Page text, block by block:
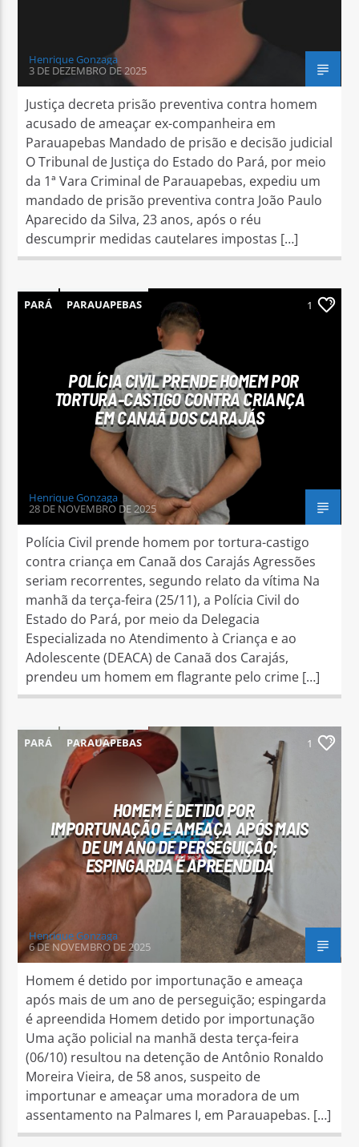
Henrique Gonzaga
3 DE DEZEMBRO DE 2025
Justiça decreta prisão preventiva contra homem
acusado de ameaçar ex-companheira em
Parauapebas Mandado de prisão e decisão judicial
O Tribunal de Justiça do Estado do Pará, por meio
da 1ª Vara Criminal de Parauapebas, expediu um
mandado de prisão preventiva contra João Paulo
Aparecido da Silva, 23 anos, após o réu
descumprir medidas cautelares impostas […]
PARÁ PARAUAPEBAS 1
POLÍCIA CIVIL PRENDE HOMEM POR
TORTURA-CASTIGO CONTRA CRIANÇA
EM CANAÃ DOS CARAJÁS
Henrique Gonzaga
28 DE NOVEMBRO DE 2025
Polícia Civil prende homem por tortura-castigo
contra criança em Canaã dos Carajás Agressões
seriam recorrentes, segundo relato da vítima Na
manhã da terça-feira (25/11), a Polícia Civil do
Estado do Pará, por meio da Delegacia
Especializada no Atendimento à Criança e ao
Adolescente (DEACA) de Canaã dos Carajás,
prendeu um homem em flagrante pelo crime […]
PARÁ PARAUAPEBAS 1
HOMEM É DETIDO POR
IMPORTUNAÇÃO E AMEAÇA APÓS MAIS
DE UM ANO DE PERSEGUIÇÃO;
ESPINGARDA É APREENDIDA
Henrique Gonzaga
6 DE NOVEMBRO DE 2025
Homem é detido por importunação e ameaça
após mais de um ano de perseguição; espingarda
é apreendida Homem detido por importunação
Uma ação policial na manhã desta terça-feira
(06/10) resultou na detenção de Antônio Ronaldo
Moreira Vieira, de 58 anos, suspeito de
importunar e ameaçar uma moradora de um
assentamento na Palmares I, em Parauapebas. […]